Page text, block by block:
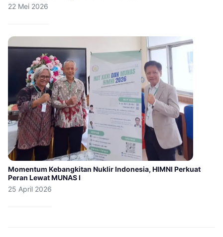
22 Mei 2026
Momentum Kebangkitan Nuklir Indonesia, HIMNI Perkuat
Peran Lewat MUNAS I
25 April 2026